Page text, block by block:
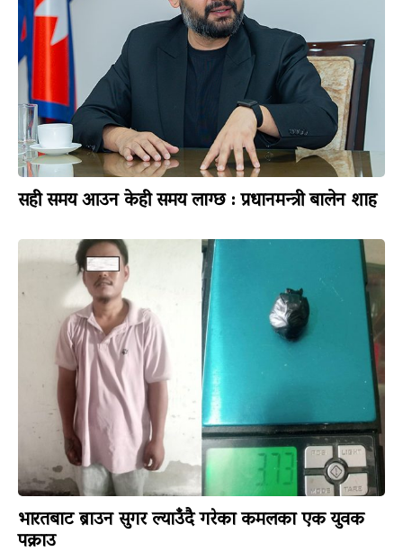
सही समय आउन केही समय लाग्छ : प्रधानमन्त्री बालेन शाह
भारतबाट ब्राउन सुगर ल्याउँदै गरेका कमलका एक युवक
पक्राउ